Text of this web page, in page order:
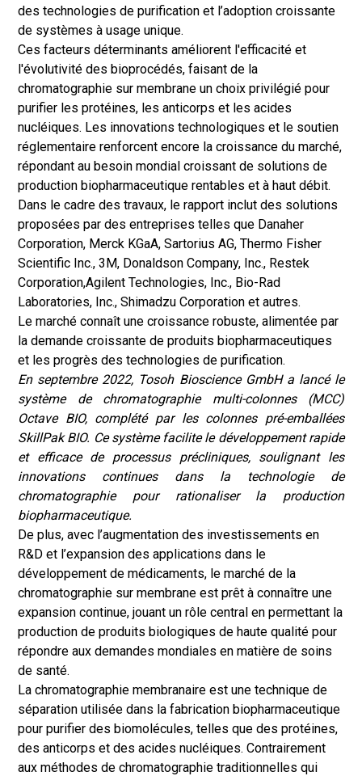
des technologies de purification et l’adoption croissante
de systèmes à usage unique.
Ces facteurs déterminants améliorent l'efficacité et
l'évolutivité des bioprocédés, faisant de la
chromatographie sur membrane un choix privilégié pour
purifier les protéines, les anticorps et les acides
nucléiques. Les innovations technologiques et le soutien
réglementaire renforcent encore la croissance du marché,
répondant au besoin mondial croissant de solutions de
production biopharmaceutique rentables et à haut débit.
Dans le cadre des travaux, le rapport inclut des solutions
proposées par des entreprises telles que Danaher
Corporation, Merck KGaA, Sartorius AG, Thermo Fisher
Scientific Inc., 3M, Donaldson Company, Inc., Restek
Corporation,Agilent Technologies, Inc., Bio-Rad
Laboratories, Inc., Shimadzu Corporation et autres.
Le marché connaît une croissance robuste, alimentée par
la demande croissante de produits biopharmaceutiques
et les progrès des technologies de purification.
En septembre 2022, Tosoh Bioscience GmbH a lancé le
système de chromatographie multi-colonnes (MCC)
Octave BIO, complété par les colonnes pré-emballées
SkillPak BIO. Ce système facilite le développement rapide
et efficace de processus précliniques, soulignant les
innovations continues dans la technologie de
chromatographie pour rationaliser la production
biopharmaceutique.
De plus, avec l’augmentation des investissements en
R&D et l’expansion des applications dans le
développement de médicaments, le marché de la
chromatographie sur membrane est prêt à connaître une
expansion continue, jouant un rôle central en permettant la
production de produits biologiques de haute qualité pour
répondre aux demandes mondiales en matière de soins
de santé.
La chromatographie membranaire est une technique de
séparation utilisée dans la fabrication biopharmaceutique
pour purifier des biomolécules, telles que des protéines,
des anticorps et des acides nucléiques. Contrairement
aux méthodes de chromatographie traditionnelles qui